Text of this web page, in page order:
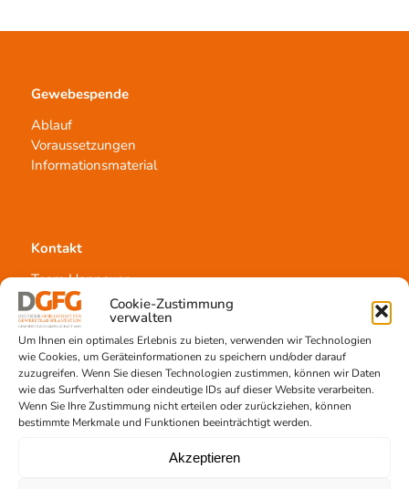
Cookie-Zustimmung
verwalten
Um Ihnen ein optimales Erlebnis zu bieten, verwenden wir Technologien
wie Cookies, um Geräteinformationen zu speichern und/oder darauf
zuzugreifen. Wenn Sie diesen Technologien zustimmen, können wir Daten
wie das Surfverhalten oder eindeutige IDs auf dieser Website verarbeiten.
Wenn Sie Ihre Zustimmung nicht erteilen oder zurückziehen, können
bestimmte Merkmale und Funktionen beeinträchtigt werden.
Akzeptieren
Gewebespende
Ablauf
Voraussetzungen
Informationsmaterial
Kontakt
Team Hannover
Spendestandorte
Vermittlungsstelle